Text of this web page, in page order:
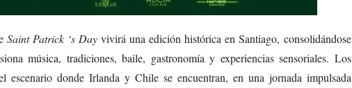
Saint Patrick ‘s Dayvivirá una edición histórica en Santiago, consolidándose
música, tradiciones, baile, gastronomía y experiencias sensoriales. Los
donde Irlanda y Chile se encuentran, en una jornada impulsada